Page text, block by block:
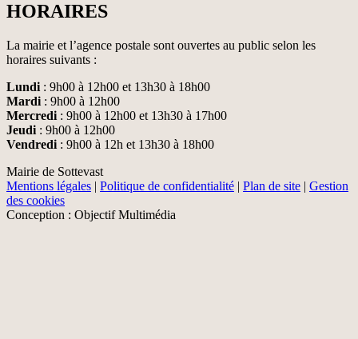
HORAIRES
La mairie et l’agence postale sont ouvertes au public selon les
horaires suivants :
Lundi : 9h00 à 12h00 et 13h30 à 18h00
Mardi : 9h00 à 12h00
Mercredi : 9h00 à 12h00 et 13h30 à 17h00
Jeudi : 9h00 à 12h00
Vendredi : 9h00 à 12h et 13h30 à 18h00
Mairie de Sottevast
Mentions légales | Politique de confidentialité | Plan de site | Gestion
des cookies
Conception : Objectif Multimédia